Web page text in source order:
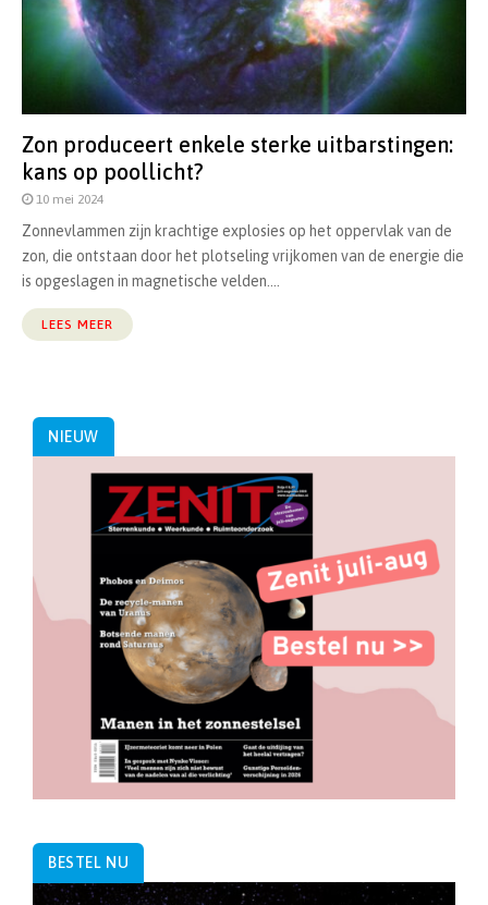
Zon produceert enkele sterke uitbarstingen:
kans op poollicht?
10 mei 2024
Zonnevlammen zijn krachtige explosies op het oppervlak van de
zon, die ontstaan door het plotseling vrijkomen van de energie die
is opgeslagen in magnetische velden....
LEES MEER
NIEUW
BESTEL NU